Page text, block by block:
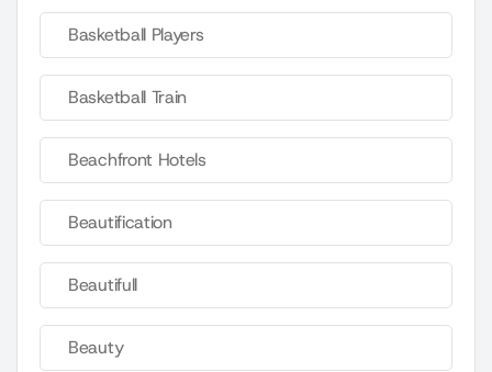
Basketball Players
Basketball Train
Beachfront Hotels
Beautification
Beautifull
Beauty